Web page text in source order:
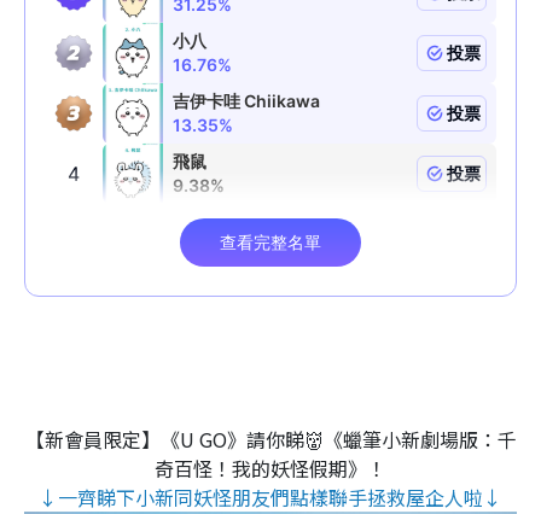
【新會員限定】《U GO》請你睇👹《蠟筆小新劇場版：千
奇百怪！我的妖怪假期》！
↓一齊睇下小新同妖怪朋友們點樣聯手拯救屋企人啦↓